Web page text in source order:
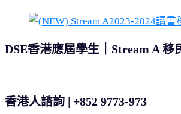
DSE香港應屆學生｜Stream A 移
香港人諮詢 | +852 9773-973